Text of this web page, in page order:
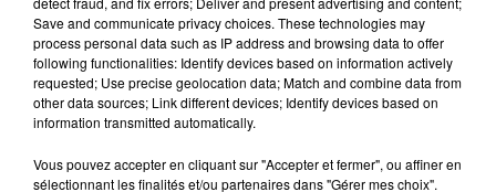
PHIL COLLINS
Another Day In
Paradise
TEDDY SWIMS
Mr Know It All
KENDJI GIRAC
Save and communicate privacy choices. These technologies may
process personal data such as IP address and browsing data to offer
following functionalities: Identify devices based on information actively
requested; Use precise geolocation data; Match and combine data from
other data sources; Link different devices; Identify devices based on
information transmitted automatically.
Vous pouvez accepter en cliquant sur "Accepter et fermer", ou affiner en
sélectionnant les finalités et/ou partenaires dans "Gérer mes choix".